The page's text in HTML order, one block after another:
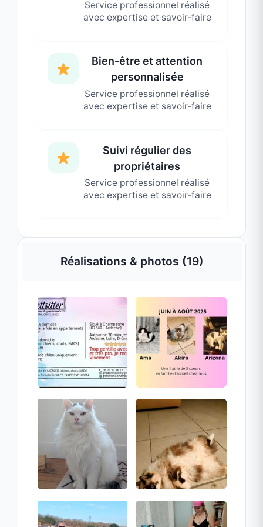
temps réel et constater par vous-même
qu'il est entre de bonnes mains.
Un Service Professionnel et Déclaré
Confier ses clés et son animal est une
preuve de grande confiance. Pour votre
sécurité, mon activité est officiellement
SIRET : 93153957100014). C'est
Zone d'Intervention
Basée àChampagne (07), je me déplace
dans un périmètre de 30 minutes
autour de
la commune pour venir à la rencontre de
vos protégés (Saint-Désirat, Andance,
Contactez-moi dès aujourd'hui !
organiser la garde de vos animaux.
Téléphone : 06 71 53 36 17
Localisation :Champagne (07000) et
environs
Faites le choix de la passion et de la
proximité pour vos compagnons !